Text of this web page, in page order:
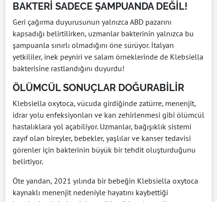
BAKTERİ SADECE ŞAMPUANDA DEĞİL!
Geri çağırma duyurusunun yalnızca ABD pazarını
kapsadığı belirtilirken, uzmanlar bakterinin yalnızca bu
şampuanla sınırlı olmadığını öne sürüyor. İtalyan
yetkililer, inek peyniri ve salam örneklerinde de Klebsiella
bakterisine rastlandığını duyurdu!
ÖLÜMCÜL SONUÇLAR DOĞURABİLİR
Klebsiella oxytoca, vücuda girdiğinde zatürre, menenjit,
idrar yolu enfeksiyonları ve kan zehirlenmesi gibi ölümcül
hastalıklara yol açabiliyor. Uzmanlar, bağışıklık sistemi
zayıf olan bireyler, bebekler, yaşlılar ve kanser tedavisi
görenler için bakterinin büyük bir tehdit oluşturduğunu
belirtiyor.
Öte yandan, 2021 yılında bir bebeğin Klebsiella oxytoca
kaynaklı menenjit nedeniyle hayatını kaybettiği